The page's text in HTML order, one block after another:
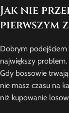
Jak nie
pierwszym
Dobrym podejściem
największy
Gdy bossowie
nie masz czasu na
niż kupowanie